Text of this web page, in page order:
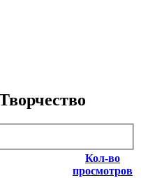
Кол-во
просмотров